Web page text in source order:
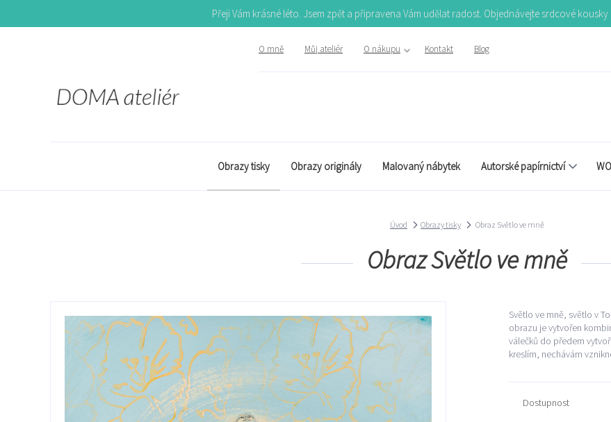
Přeji Vám krásné léto. Jsem zpět a připravena Vám udělat radost. Objednávejte srdcové kousky
O mně Můj ateliér O nákupu Kontakt Blog
Obrazy tisky Obrazy originály Malovaný nábytek Autorské papírnictví
Úvod Obrazy tisky Obraz Světlo ve mně
Obraz Světlo ve mně
Světlo ve mně, světlo v
obrazu je vytvořen
válečků do předem
kreslím, nechávám
Dostupnost